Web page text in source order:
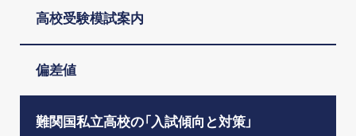
高校受験模試案内
偏差値
難関国私立高校の「入試傾向と対策」